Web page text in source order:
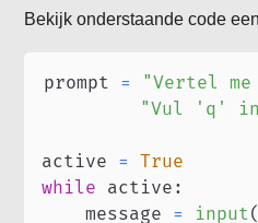
Bekijk onderstaande code
prompt =
"Vertel
"Vul 'q' in
active =
True
while active :
    message
= input(